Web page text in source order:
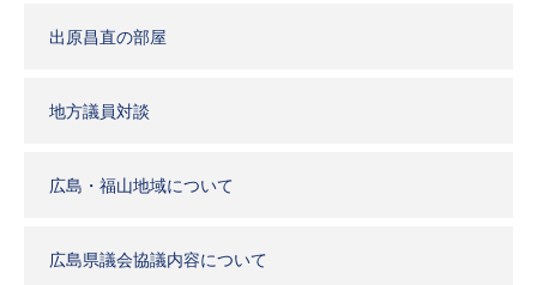
出原昌直の部屋
地方議員対談
広島・福山地域について
広島県議会協議内容について